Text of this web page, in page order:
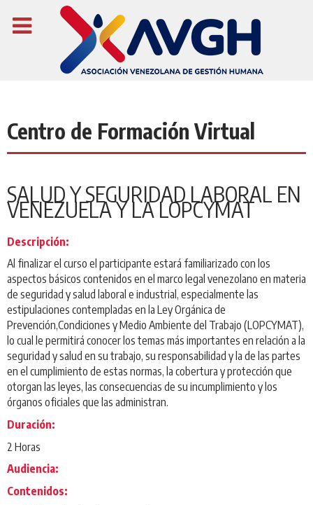
Centro de Formación Virtual
SALUD Y SEGURIDAD LABORAL EN
VENEZUELA Y LA LOPCYMAT
Descripción:
Al finalizar el curso el participante estará familiarizado con los
aspectos básicos contenidos en el marco legal venezolano en materia
de seguridad y salud laboral e industrial, especialmente las
estipulaciones contempladas en la Ley Orgánica de
Prevención,Condiciones y Medio Ambiente del Trabajo (LOPCYMAT),
lo cual le permitirá conocer los temas más importantes en relación a la
seguridad y salud en su trabajo, su responsabilidad y la de las partes
en el cumplimiento de estas normas, la cobertura y protección que
otorgan las leyes, las consecuencias de su incumplimiento y los
órganos oficiales que las administran.
Duración:
2 Horas
Audiencia:
Contenidos: